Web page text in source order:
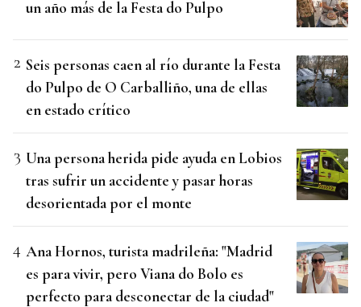
un año más de la Festa do Pulpo
Seis personas caen al río durante la Festa
do Pulpo de O Carballiño, una de ellas
en estado crítico
Una persona herida pide ayuda en Lobios
tras sufrir un accidente y pasar horas
desorientada por el monte
Ana Hornos, turista madrileña: "Madrid
es para vivir, pero Viana do Bolo es
perfecto para desconectar de la ciudad"